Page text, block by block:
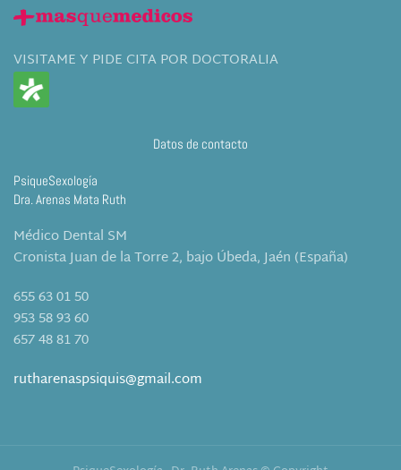
VISITAME Y PIDE CITA POR DOCTORALIA
Datos de contacto
PsiqueSexología
Dra. Arenas Mata Ruth
Médico Dental SM
Cronista Juan de la Torre 2, bajo Úbeda, Jaén (España)
655 63 01 50
953 58 93 60
657 48 81 70
rutharenaspsiquis@gmail.com